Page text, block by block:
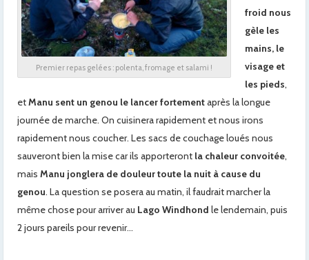
Premier repas gelées : polenta, fromage et salami !
froid nous
gèle les
mains, le
visage et
les pieds,
etManu sent un genou le lancer fortementaprès la longue
journée de marche. On cuisinera rapidement et nous irons
rapidement nous coucher. Les sacs de couchage loués nous
sauveront bien la mise car ils apporteront la chaleur convoitée,
mais Manu jonglera de douleur toute la nuit à cause du
genou. La question se posera au matin, il faudrait marcher la
même chose pour arriver au Lago Windhond le lendemain, puis
2 jours pareils pour revenir…